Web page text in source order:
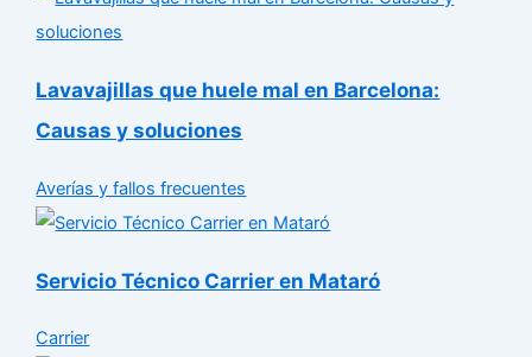
Lavavajillas que huele mal en Barcelona:
Causas y soluciones
Averías y fallos frecuentes
Servicio Técnico Carrier en Mataró
Carrier